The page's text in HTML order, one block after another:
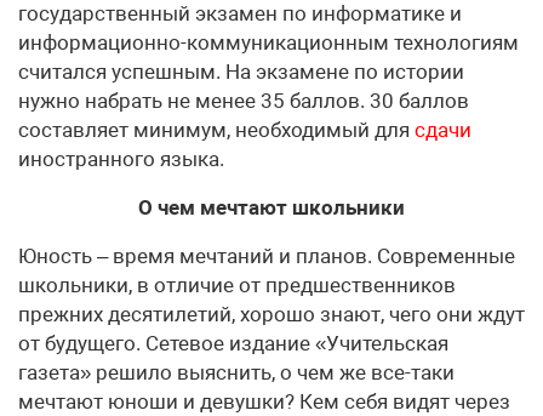
государственный экзамен по информатике и
информационно-коммуникационным технологиям
считался успешным. На экзамене по истории
нужно набрать не менее 35 баллов. 30 баллов
составляет минимум, необходимый для сдачи
иностранного языка.
О чем мечтают школьники
Юность – время мечтаний и планов. Современные
школьники, в отличие от предшественников
прежних десятилетий, хорошо знают, чего они ждут
от будущего. Сетевое издание «Учительская
газета» решило выяснить, о чем же все-таки
мечтают юноши и девушки? Кем себя видят через